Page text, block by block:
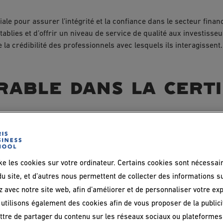
pour assurer l’intégrité et la confiance dans le secteur
et d’offrir un niveau de service de qualité aux
la crédibilité des professionnels avec lesquels ils interagissent.
dans la
reconnaissent de plus en plus que l’alignement des
viable. Au cœur de cette évolution,
la
la responsabilité dans l’industrie financière.
doivent prendre en compte non seulement les
cherchent à allouer leur capital à des projets et des
queles énergies renouvelables, la protection de
les cookies sur votre ordinateur. Certains cookies sont
site, et d’autres nous permettent de collecter des informations
avec notre site web, afin d’améliorer et de personnaliser votre
également des cookies afin de vous proposer de la
de partager du contenu sur les réseaux sociaux ou